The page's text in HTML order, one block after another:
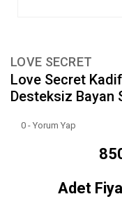
LOVE SECRET
Love Secret
Desteksiz Bayan
0 - Yorum Yap
Adet